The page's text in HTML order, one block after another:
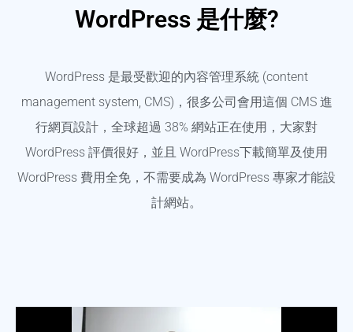
WordPress 是什麼?
WordPress 是最受歡迎的內容管理系統 (content
management system, CMS)，很多公司會用這個 CMS 進
行網頁設計，全球超過 38% 網站正在使用，大家對
WordPress 評價很好，並且 WordPress下載簡單及使用
WordPress 費用全免，不需要成為 WordPress 專家才能設
計網站。